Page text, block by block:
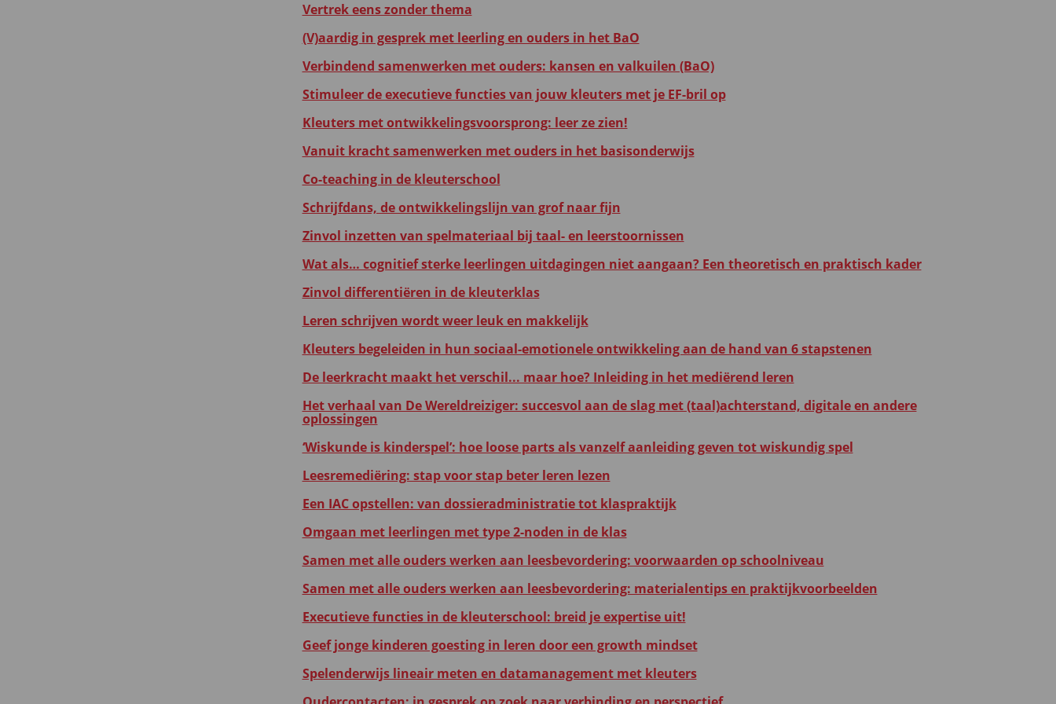
Vertrek eens zonder thema
(V)aardig in gesprek met leerling en ouders in het BaO
Verbindend samenwerken met ouders: kansen en valkuilen (BaO)
Stimuleer de executieve functies van jouw kleuters met je EF-bril op
Kleuters met ontwikkelingsvoorsprong: leer ze zien!
Vanuit kracht samenwerken met ouders in het basisonderwijs
Co-teaching in de kleuterschool
Schrijfdans, de ontwikkelingslijn van grof naar fijn
Zinvol inzetten van spelmateriaal bij taal- en leerstoornissen
Wat als… cognitief sterke leerlingen uitdagingen niet aangaan? Een theoretisch en praktisch kader
Zinvol differentiëren in de kleuterklas
Leren schrijven wordt weer leuk en makkelijk
Kleuters begeleiden in hun sociaal-emotionele ontwikkeling aan de hand van 6 stapstenen
De leerkracht maakt het verschil... maar hoe? Inleiding in het mediërend leren
Het verhaal van De Wereldreiziger: succesvol aan de slag met (taal)achterstand, digitale en andere
oplossingen
‘Wiskunde is kinderspel’: hoe loose parts als vanzelf aanleiding geven tot wiskundig spel
Leesremediëring: stap voor stap beter leren lezen
Een IAC opstellen: van dossieradministratie tot klaspraktijk
Omgaan met leerlingen met type 2-noden in de klas
Samen met alle ouders werken aan leesbevordering: voorwaarden op schoolniveau
Samen met alle ouders werken aan leesbevordering: materialentips en praktijkvoorbeelden
Executieve functies in de kleuterschool: breid je expertise uit!
Geef jonge kinderen goesting in leren door een growth mindset
Spelenderwijs lineair meten en datamanagement met kleuters